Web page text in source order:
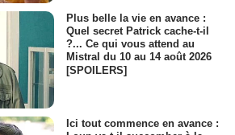
Plus belle la vie en avance :
Quel secret Patrick cache-t-il
?... Ce qui vous attend au
Mistral du 10 au 14 août 2026
[SPOILERS]
Ici tout commence en avance :